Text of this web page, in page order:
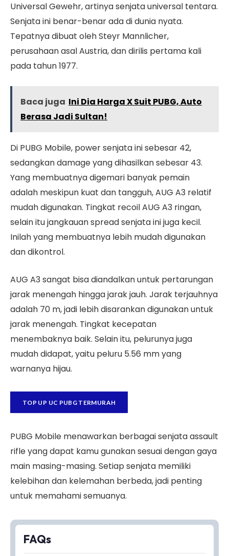
Universal Gewehr, artinya senjata universal tentara.
Senjata ini benar-benar ada di dunia nyata.
Tepatnya dibuat oleh Steyr Mannlicher,
perusahaan asal Austria, dan dirilis pertama kali
pada tahun 1977.
Baca juga Ini Dia Harga X Suit PUBG, Auto
Berasa Jadi Sultan!
Di PUBG Mobile, power senjata ini sebesar 42,
sedangkan damage yang dihasilkan sebesar 43.
Yang membuatnya digemari banyak pemain
adalah meskipun kuat dan tangguh, AUG A3 relatif
mudah digunakan. Tingkat recoil AUG A3 ringan,
selain itu jangkauan spread senjata ini juga kecil.
Inilah yang membuatnya lebih mudah digunakan
dan dikontrol.
AUG A3 sangat bisa diandalkan untuk pertarungan
jarak menengah hingga jarak jauh. Jarak terjauhnya
adalah 70 m, jadi lebih disarankan digunakan untuk
jarak menengah. Tingkat kecepatan
menembaknya baik. Selain itu, pelurunya juga
mudah didapat, yaitu peluru 5.56 mm yang
warnanya hijau.
TOP UP UC PUBG TERMURAH
PUBG Mobile menawarkan berbagai senjata assault
rifle yang dapat kamu gunakan sesuai dengan gaya
main masing-masing. Setiap senjata memiliki
kelebihan dan kelemahan berbeda, jadi penting
untuk memahami semuanya.
FAQs